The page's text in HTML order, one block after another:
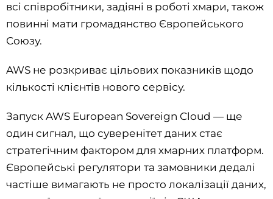
всі співробітники, задіяні в роботі хмари, також
повинні мати громадянство Європейського
Союзу.
AWS не розкриває цільових показників щодо
кількості клієнтів нового сервісу.
Запуск AWS European Sovereign Cloud — ще
один сигнал, що суверенітет даних стає
стратегічним фактором для хмарних платформ.
Європейські регулятори та замовники дедалі
частіше вимагають не просто локалізації даних,